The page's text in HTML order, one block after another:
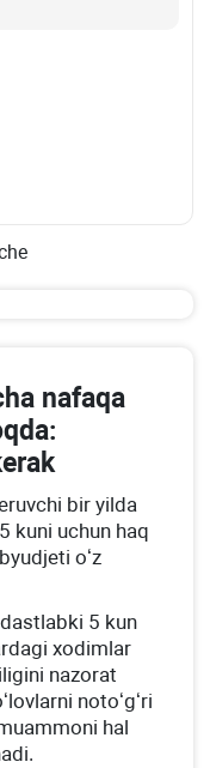
nafaqa
bir yilda
kuni uchun haq
oʻz
5 kun
хodimlar
nazorat
notoʻgʻri
hal